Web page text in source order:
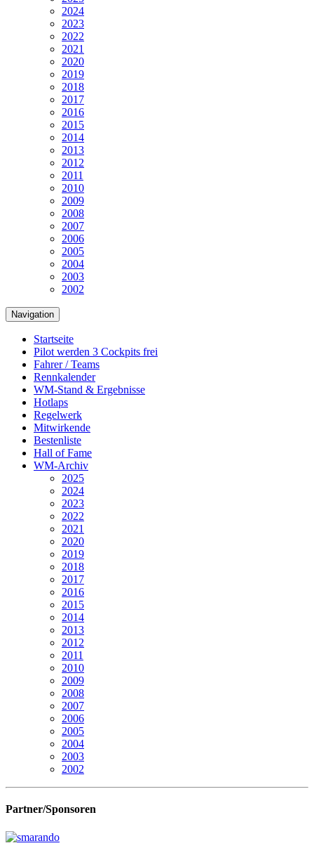
2024
2023
2022
2021
2020
2019
2018
2017
2016
2015
2014
2013
2012
2011
2010
2009
2008
2007
2006
2005
2004
2003
2002
Navigation
Startseite
Pilot werden 3 Cockpits frei
Fahrer / Teams
Rennkalender
WM-Stand & Ergebnisse
Hotlaps
Regelwerk
Mitwirkende
Bestenliste
Hall of Fame
WM-Archiv
2025
2024
2023
2022
2021
2020
2019
2018
2017
2016
2015
2014
2013
2012
2011
2010
2009
2008
2007
2006
2005
2004
2003
2002
Partner/Sponsoren